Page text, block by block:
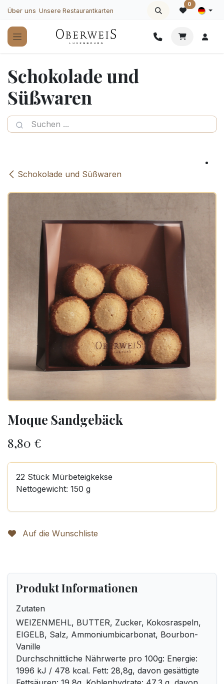
Zum Inhalt springen
Über uns Unsere Restaurantkarten
0
Schokolade und
Süßwaren
Schokolade und Süßwaren
Moque Sandgebäck
8,80 €
22 Stück Mürbeteigkekse
Nettogewicht: 150 g
Auf die Wunschliste
Produkt Informationen
Zutaten
WEIZENMEHL, BUTTER, Zucker, Kokosraspeln,
EIGELB, Salz, Ammoniumbicarbonat, Bourbon-
Vanille
Durchschnittliche Nährwerte pro 100g: Energie:
1996 kJ / 478 kcal. Fett: 28,8g, davon gesättigte